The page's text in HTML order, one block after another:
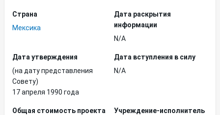
Страна
Мексика
Дата раскрытия
информации
N/A
Дата утверждения
(на дату представления
Совету)
17 апреля 1990 года
Дата вступления в силу
N/A
Общая стоимость проекта
Учреждение-исполнитель